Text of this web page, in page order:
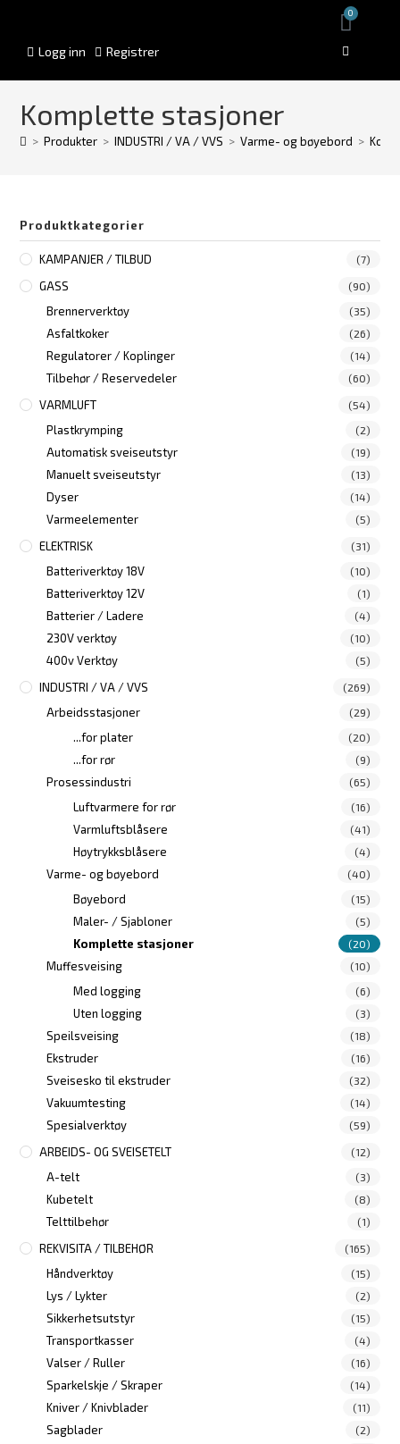
Logg inn Registrer
0
Komplette stasjoner
> Produkter > INDUSTRI / VA / VVS > Varme- og bøyebord >
Produktkategorier
KAMPANJER / TILBUD (7)
GASS (90)
Brennerverktøy (35)
Asfaltkoker (26)
Regulatorer / Koplinger (14)
Tilbehør / Reservedeler (60)
VARMLUFT (54)
Plastkrymping (2)
Automatisk sveiseutstyr (19)
Manuelt sveiseutstyr (13)
Dyser (14)
Varmeelementer (5)
ELEKTRISK (31)
Batteriverktøy 18V (10)
Batteriverktøy 12V (1)
Batterier / Ladere (4)
230V verktøy (10)
400v Verktøy (5)
INDUSTRI / VA / VVS (269)
Arbeidsstasjoner (29)
...for plater (20)
...for rør (9)
Prosessindustri (65)
Luftvarmere for rør (16)
Varmluftsblåsere (41)
Høytrykksblåsere (4)
Varme- og bøyebord (40)
Bøyebord (15)
Maler- / Sjabloner (5)
Komplette stasjoner (20)
Muffesveising (10)
Med logging (6)
Uten logging (3)
Speilsveising (18)
Ekstruder (16)
Sveisesko til ekstruder (32)
Vakuumtesting (14)
Spesialverktøy (59)
ARBEIDS- OG SVEISETELT (12)
A-telt (3)
Kubetelt (8)
Telttilbehør (1)
REKVISITA / TILBEHØR (165)
Håndverktøy (15)
Lys / Lykter (2)
Sikkerhetsutstyr (15)
Transportkasser (4)
Valser / Ruller (16)
Sparkelskje / Skraper (14)
Kniver / Knivblader (11)
Sagblader (2)